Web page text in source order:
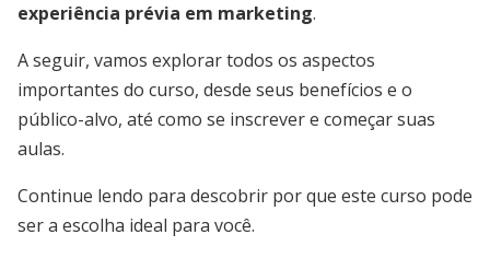
experiência prévia em marketing.
A seguir, vamos explorar todos os aspectos
importantes do curso, desde seus benefícios e o
público-alvo, até como se inscrever e começar suas
aulas.
Continue lendo para descobrir por que este curso pode
ser a escolha ideal para você.